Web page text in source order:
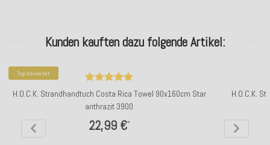
Kunden kauften dazu folgende Artikel:
Top bewertet
H.O.C.K. Strandhandtuch Costa Rica Towel 90x160cm Star
anthrazit 3900
22,99 €*
H.O.C.K.